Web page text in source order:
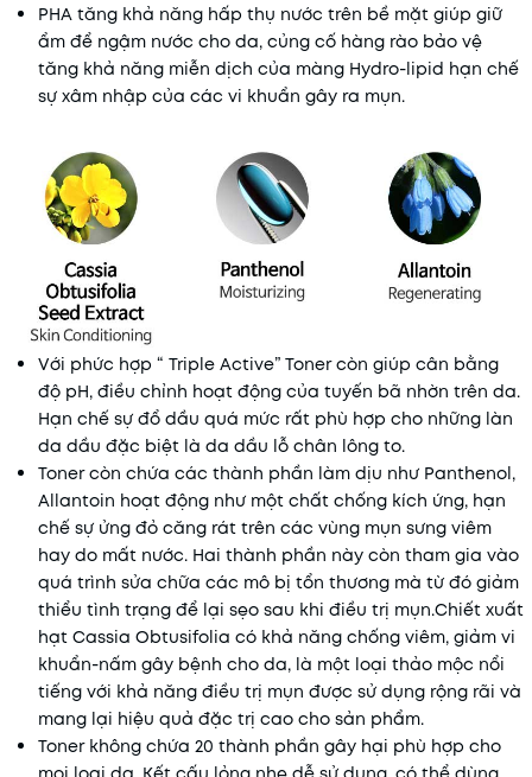
PHA tăng khả năng hấp thụ nước trên bề mặt giúp giữ
ẩm để ngậm nước cho da, củng cố hàng rào bảo vệ
tăng khả năng miễn dịch của màng Hydro-lipid hạn chế
sự xâm nhập của các vi khuẩn gây ra mụn.
Với phức hợp “ Triple Active” Toner còn giúp cân bằng
độ pH, điều chỉnh hoạt động của tuyến bã nhờn trên da.
Hạn chế sự đổ dầu quá mức rất phù hợp cho những làn
da dầu đặc biệt là da dầu lỗ chân lông to.
Toner còn chứa các thành phần làm dịu như Panthenol,
Allantoin hoạt động như một chất chống kích ứng, hạn
chế sự ửng đỏ căng rát trên các vùng mụn sưng viêm
hay do mất nước. Hai thành phần này còn tham gia vào
quá trình sửa chữa các mô bị tổn thương mà từ đó giảm
thiểu tình trạng để lại sẹo sau khi điều trị mụn.Chiết xuất
hạt Cassia Obtusifolia có khả năng chống viêm, giảm vi
khuẩn-nấm gây bệnh cho da, là một loại thảo mộc nổi
tiếng với khả năng điều trị mụn được sử dụng rộng rãi và
mang lại hiệu quả đặc trị cao cho sản phẩm.
Toner không chứa 20 thành phần gây hại phù hợp cho